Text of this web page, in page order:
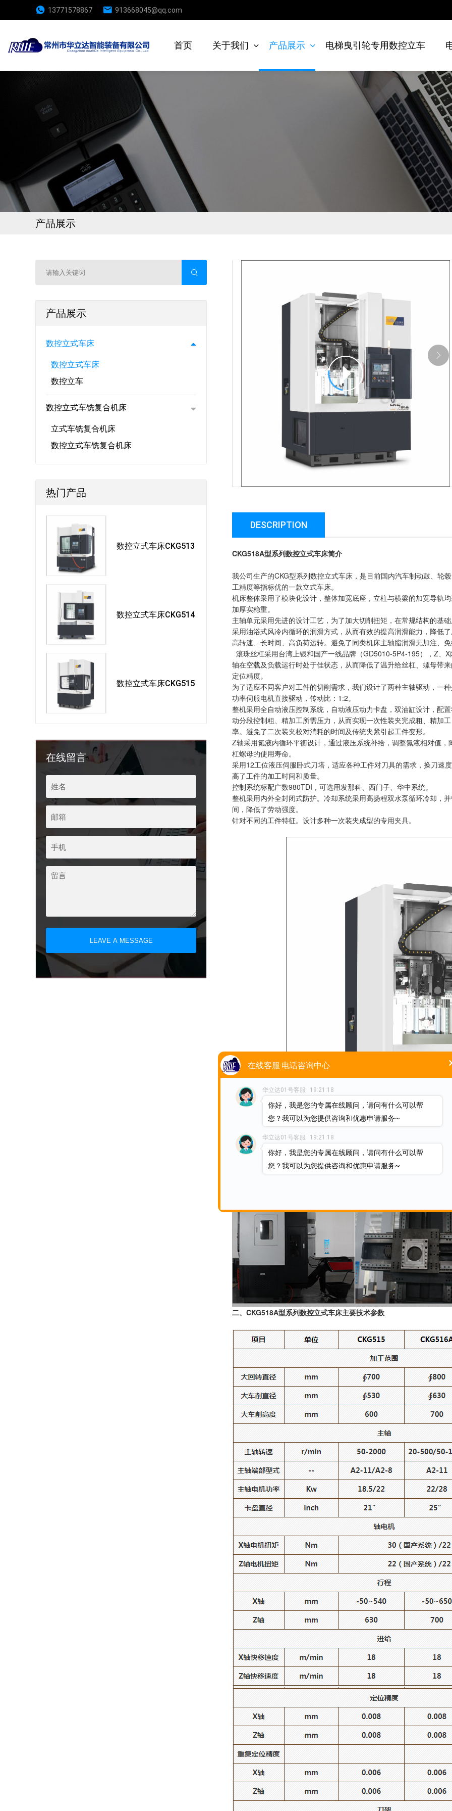
13771578867 913668045@qq.com
首页 关于我们 产品展示 电梯曳引轮专用数控立车
产品展示
产品展示
数控立式车床
数控立式车床
数控立车
数控立式车铣复合机床
立式车铣复合机床
数控立式车铣复合机床
热门产品
数控立式车床CKG513
数控立式车床CKG514
数控立式车床CKG515
在线留言
LEAVE A MESSAGE
DESCRIPTION
CKG518A型系列数控立式车床简介
我公司生产的CKG型系列数控立式车床，是目前国内汽车制动鼓、轮
工精度等指标优的一款立式车床。
机床整体采用了模块化设计，整体加宽底座，立柱与横梁的加宽导轨
加厚实稳重。
主轴单元采用先进的设计工艺，为了加大切削扭矩，在常规结构的基
采用油浴式风冷内循环的润滑方式，从而有效的提高润滑能力，降低
高转速、长时间、高负荷运转。避免了同类机床主轴脂润滑无加注、
滚珠丝杠采用台湾上银和国产一线品牌（GD5010-5P4-195），Z、
轴在空载及负载运行时处于佳状态，从而降低了温升给丝杠、螺母带
定位精度。
为了适应不同客户对工件的切削需求，我们设计了两种主轴驱动，一
功率伺服电机直接驱动，传动比：1:2。
整机采用全自动液压控制系统，自动液压动力卡盘，双油缸设计，配
动分段控制粗、精加工所需压力，从而实现一次性装夹完成粗、精加
率。避免了二次装夹校对消耗的时间及传统夹紧引起工件变形。
Z轴采用氮液内循环平衡设计，通过液压系统补给，调整氮液相对值
杠螺母的使用寿命。
采用12工位液压伺服卧式刀塔，适应各种工件对刀具的需求，换刀速
高了工件的加工时间和质量。
控制系统标配广数980TDI，可选用发那科、西门子、华中系统。
整机采用内外全封闭式防护。冷却系统采用高扬程双水泵循环冷却，
间，降低了劳动强度。
针对不同的工件特征。设计多种一次装夹成型的专用夹具。
二、CKG518A型系列数控立式车床主要技术参数
在线客服·电话咨询中心
华立达01号客服 19:21:18
你好，我是您的专属在线顾问，请问有什么可以帮
您？我可以为您提供咨询和优惠申请服务~
华立达01号客服 19:21:18
你好，我是您的专属在线顾问，请问有什么可以帮
您？我可以为您提供咨询和优惠申请服务~